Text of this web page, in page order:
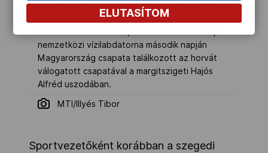
Dániel (9), Kemény Dénes szövetségi kapitány,
Varga Tamás (2) és Molnár Tamás (12) a
nemzetközi vízilabdatorna második napján
Magyarország csapata találkozott az horvát
válogatott csapatával a margitszigeti Hajós
Alfréd uszodában.
MTI/Illyés Tibor
Sportvezetőként korábban a szegedi
ELUTASÍTOM